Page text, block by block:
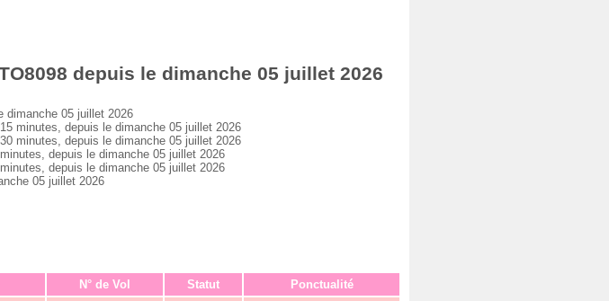
depuis le dimanche 05 juillet 2026
dimanche 05 juillet 2026
minutes, depuis le dimanche 05 juillet 2026
minutes, depuis le dimanche 05 juillet 2026
depuis le dimanche 05 juillet 2026
depuis le dimanche 05 juillet 2026
05 juillet 2026
N° de Vol Statut Ponctualité